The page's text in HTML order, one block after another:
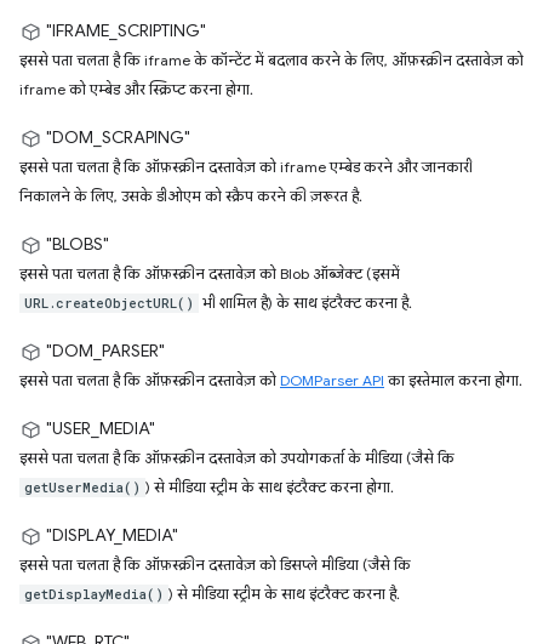
"IFRAME_SCRIPTING"
इससे पता चलता है कि iframe के कॉन्टेंट में बदलाव करने के लिए, ऑफ़स्क्रीन दस्तावेज़ को
iframe को एम्बेड और स्क्रिप्ट करना होगा.
"DOM_SCRAPING"
इससे पता चलता है कि ऑफ़स्क्रीन दस्तावेज़ को iframe एम्बेड करने और जानकारी
निकालने के लिए, उसके डीओएम को स्क्रैप करने की ज़रूरत है.
"BLOBS"
इससे पता चलता है कि ऑफ़स्क्रीन दस्तावेज़ को Blob ऑब्जेक्ट (इसमें
URL.createObjectURL() भी शामिल है) के साथ इंटरैक्ट करना है.
"DOM_PARSER"
इससे पता चलता है कि ऑफ़स्क्रीन दस्तावेज़ को DOMParser API का इस्तेमाल करना होगा.
"USER_MEDIA"
इससे पता चलता है कि ऑफ़स्क्रीन दस्तावेज़ को उपयोगकर्ता के मीडिया (जैसे कि
getUserMedia() ) से मीडिया स्ट्रीम के साथ इंटरैक्ट करना होगा.
"DISPLAY_MEDIA"
इससे पता चलता है कि ऑफ़स्क्रीन दस्तावेज़ को डिसप्ले मीडिया (जैसे कि
getDisplayMedia() ) से मीडिया स्ट्रीम के साथ इंटरैक्ट करना है.